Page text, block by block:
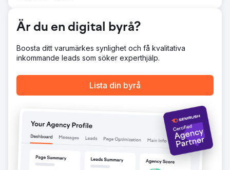
Är du en digital byrå?
Boosta ditt varumärkes synlighet och få kvalitativa
inkommande leads som söker experthjälp.
Lista din byrå